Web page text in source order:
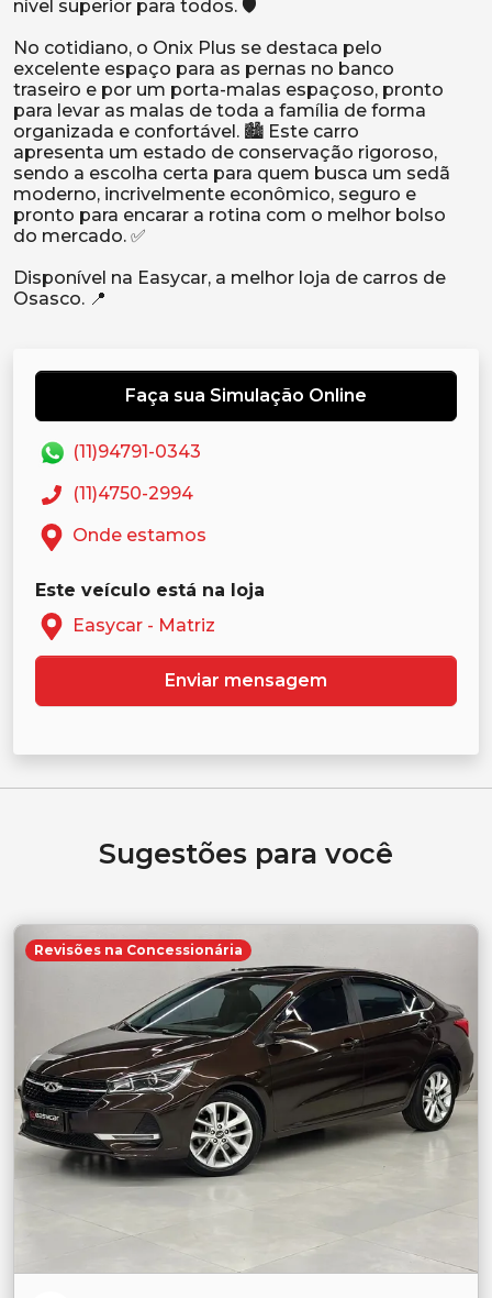
nível superior para todos. 🛡️
No cotidiano, o Onix Plus se destaca pelo
excelente espaço para as pernas no banco
traseiro e por um porta-malas espaçoso, pronto
para levar as malas de toda a família de forma
organizada e confortável. 🏙️ Este carro
apresenta um estado de conservação rigoroso,
sendo a escolha certa para quem busca um sedã
moderno, incrivelmente econômico, seguro e
pronto para encarar a rotina com o melhor bolso
do mercado. ✅
Disponível na Easycar, a melhor loja de carros de
Faça sua Simulação Online
(11)94791-0343
(11)4750-2994
Onde estamos
Este veículo está na loja
Easycar - Matriz
Enviar mensagem
Sugestões para você
Revisões na Concessionária